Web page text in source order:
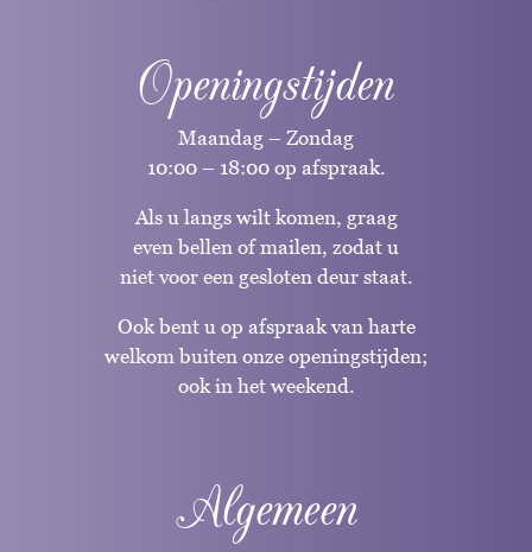
Openingstijden
Maandag – Zondag
10:00 – 18:00 op afspraak.
Als u langs wilt komen, graag
even bellen of mailen, zodat u
niet voor een gesloten deur staat.
Ook bent u op afspraak van harte
welkom buiten onze openingstijden;
ook in het weekend.
Algemeen